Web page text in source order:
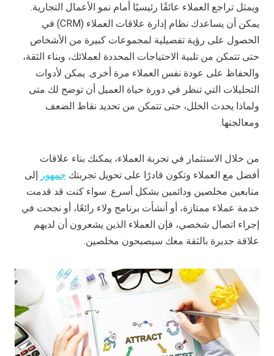
ويمثل تراجع العملاء عائقًا رئيسيًا أمام نمو الأعمال التجارية.
يمكن أن يساعدك نظام إدارة علاقات العملاء (CRM) في
الحصول على رؤية تفصيلية لمجموعات كبيرة من الأشخاص
حتى تتمكن من تلبية الاحتياجات المحددة لعملائك، وبناء الثقة،
والحفاظ على عودة نفس العملاء مرة أخرى. يمكن لأدوات
التحليلات التي تنظر في دورة حياة العميل أن توضح لك متى
ولماذا يحدث الخلل، حتى تتمكن من تحديد نقاط الضعف
ومعالجتها.
من خلال الاستثمار في تجربة العملاء، يمكنك بناء علاقات
أفضل مع العملاء وتكون قادرًا على تحويل تجربتك جمهور إلى
متابعين مخلصين ودائمين بشكل أسرع. سواء كنت قد قدمت
خدمة عملاء ممتازة، أو أنشأت برنامج ولاء رائعًا، أو نجحت في
إجراء اتصال شخصي، فإن العملاء الذين يشعرون أن لديهم
علاقة جديرة بالثقة معك سيصبحون مخلصين.